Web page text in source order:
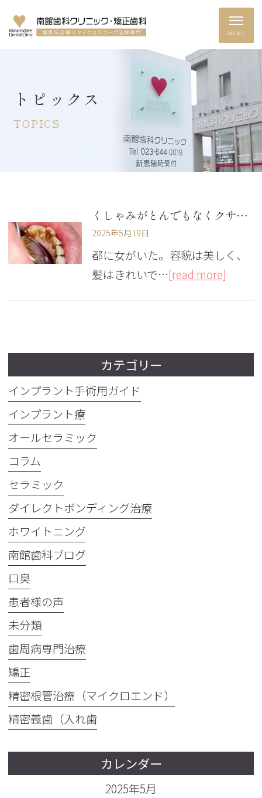
トピックス
TOPICS
くしゃみがとんでもなくクサかった・・・３０代患者さんの歯周病口臭治療
2025年5月19日
都に女がいた。容貌は美しく、
髪はきれいで…[read more]
カテゴリー
インプラント手術用ガイド
インプラント療
オールセラミック
コラム
セラミック
ダイレクトボンディング治療
ホワイトニング
南館歯科ブログ
口臭
患者様の声
未分類
歯周病専門治療
矯正
精密根管治療（マイクロエンド）
精密義歯（入れ歯
カレンダー
2025年5月